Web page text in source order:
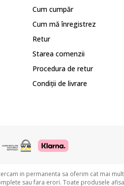
Cum cumpăr
Cum mă înregistrez
Retur
Starea comenzii
Procedura de retur
Condiții de livrare
in permanenta sa oferim cat mai
sau fara erori. Toate produsele